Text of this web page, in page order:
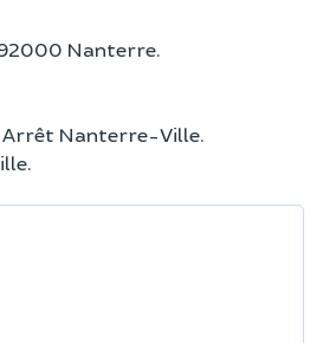
Nanterre.
Arrêt Nanterre-Ville.